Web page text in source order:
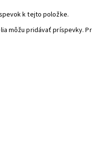
k tejto položke.
môžu pridávať príspevky.